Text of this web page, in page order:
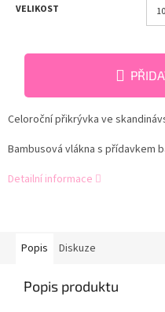
VELIKOST
Celoroční přikrývka ve
Bambusová vlákna s přídavkem
Detailní informace
Popis Diskuze
Popis produktu